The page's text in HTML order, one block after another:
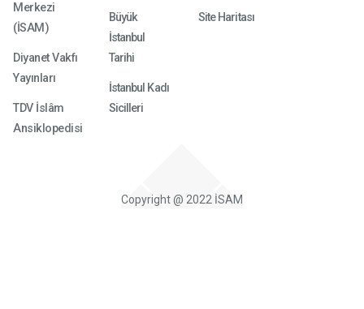
Merkezi
(İSAM)
Diyanet Vakfı
Yayınları
TDV İslâm
Ansiklopedisi
Büyük
İstanbul
Tarihi
İstanbul Kadı
Sicilleri
Site Haritası
Copyright @ 2022 İSAM